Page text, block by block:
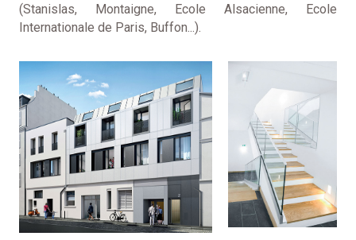
(Stanislas, Montaigne, Ecole Alsacienne, Ecole
Internationale de Paris, Buffon...).